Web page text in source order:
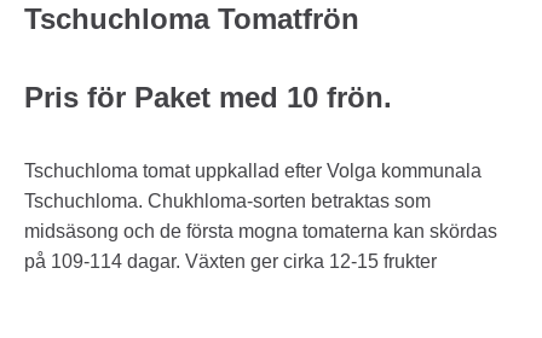
Tschuchloma Tomatfrön
Pris för Paket med 10 frön.
Tschuchloma tomat uppkallad efter Volga kommunala
Tschuchloma. Chukhloma-sorten betraktas som
midsäsong och de första mogna tomaterna kan skördas
på 109-114 dagar. Växten ger cirka 12-15 frukter